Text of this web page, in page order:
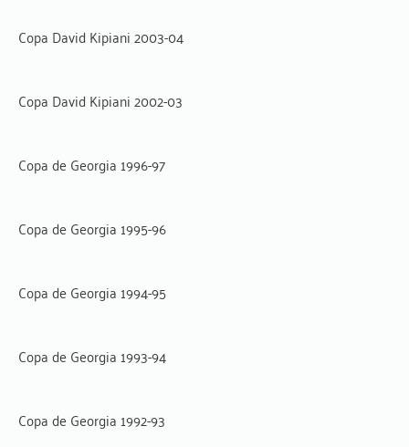
Copa David Kipiani 2003-04
Copa David Kipiani 2002-03
Copa de Georgia 1996-97
Copa de Georgia 1995-96
Copa de Georgia 1994-95
Copa de Georgia 1993-94
Copa de Georgia 1992-93